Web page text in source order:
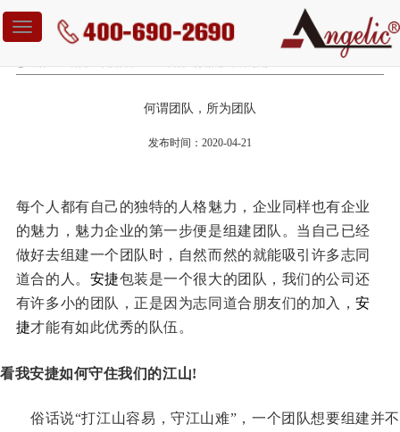
Toggle
navigation
何谓团队，所为团队
发布时间：2020-04-21
每个人都有自己的独特的人格魅力，企业同样也有企业
的魅力，魅力企业的第一步便是组建团队。当自己已经
做好去组建一个团队时，自然而然的就能吸引许多志同
道合的人。 安捷包装是一个很大的团队，我们的公司还
有许多小的团队，正是因为志同道合朋友们的加入，安
捷才能有如此优秀的队伍。
看我安捷如何守住我们的江山!
俗话说“打江山容易，守江山难”，一个团队想要组建并不